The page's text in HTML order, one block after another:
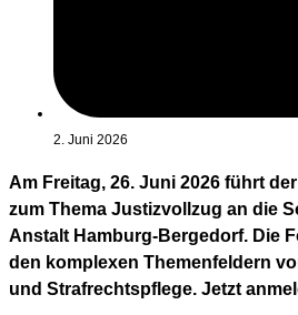
2. Juni 2026
Am Freitag, 26. Juni 2026 führt
zum Thema Justizvollzug an die
Anstalt Hamburg-Bergedorf. Die
den komplexen Themenfeldern
und Strafrechtspflege. Jetzt